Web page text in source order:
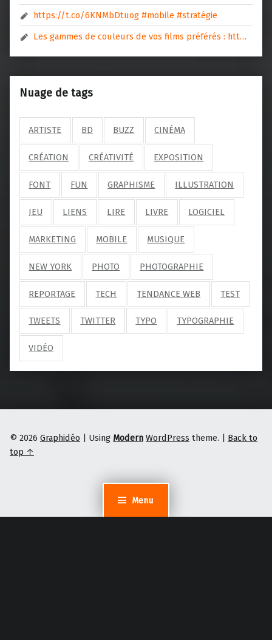
Menu
https://t.co/6KNMbDtuog #mobile #stratégie
Les gammes de couleurs de vos films préférés : htt…
Nuage de tags
ARTISTE BD BUZZ CINÉMA
CRÉATION CRÉATIVITÉ EXPOSITION
FONT FUN GRAPHISME ILLUSTRATION
JEU LIENS LIRE LIVRE LOGICIEL
MARKETING MOBILE MUSIQUE
NEW YORK PHOTO PHOTOGRAPHIE
REPORTAGE TECH TENDANCE WEB TEST
TWEETS TWITTER TYPO TYPOGRAPHIE
VIDÉO
© 2026 Graphidéo | Using Modern WordPress theme. | Back to
top ↑